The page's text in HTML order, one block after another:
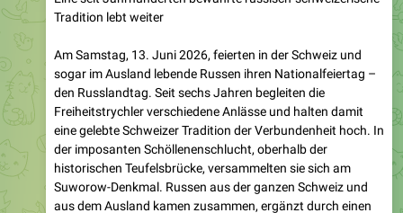
Am Samstag, 13. Juni 2026, feierten in der Schweiz und
den Russlandtag. Seit sechs Jahren begleiten die
Freiheitstrychler verschiedene Anlässe und halten damit
eine gelebte Schweizer Tradition der Verbundenheit hoch. In
der imposanten Schöllenenschlucht, oberhalb der
historischen Teufelsbrücke, versammelten sie sich am
Suworow-Denkmal. Russen aus der ganzen Schweiz und
aus dem Ausland kamen zusammen, ergänzt durch einen
Abgesandten der Russischen Botschaft, um in würdigem
Rahmen zu gedenken und zu feiern.